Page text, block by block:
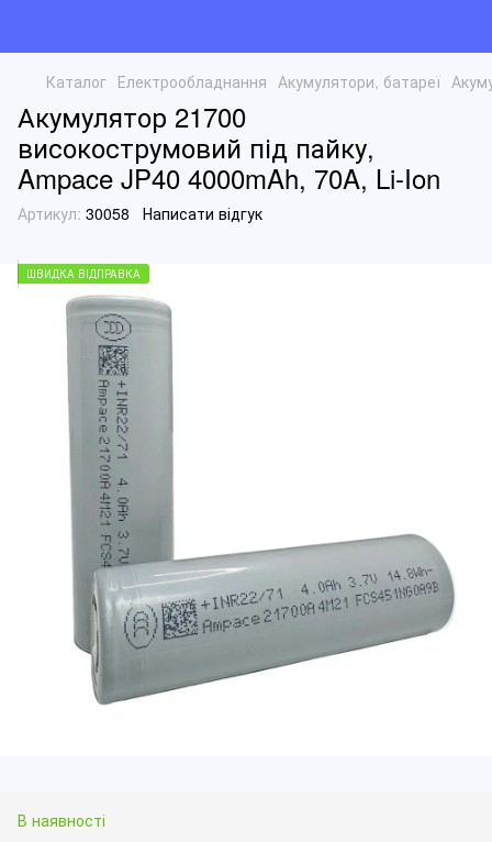
Каталог Електрообладнання Акумулятори, батареї
Акумулятор 21700
високострумовий під пайку,
Ampace JP40 4000mAh, 70A, Li-Ion
Артикул: 30058 Написати відгук
ШВИДКА ВІДПРАВКА
В наявності